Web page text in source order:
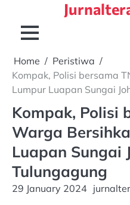
content
Home
Peristiwa
Kompak, Polisi bersama
Lumpur Luapan Sungai
Kompak, Polisi
Warga
Luapan Sungai
Tulungagung
29 January 2024